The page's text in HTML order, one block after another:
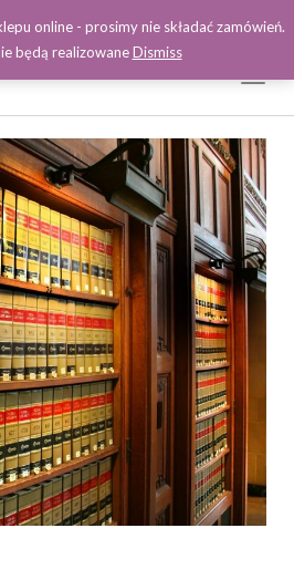
Facebook
online - prosimy nie składać zamówień.
będą realizowaneDismiss